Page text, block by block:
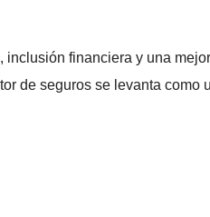
financiera y una
de seguros se levanta como